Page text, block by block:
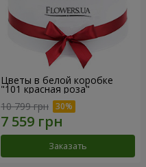
Цветы в белой коробке
"101 красная роза"
10 799 грн
Заказать